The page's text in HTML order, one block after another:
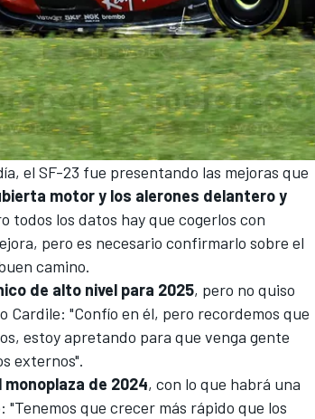
el SF-23 fue presentando las mejoras que
motor y los alerones delantero y
todos los datos hay que cogerlos con
pero es necesario confirmarlo sobre el
camino.
de alto nivel para 2025, pero no quiso
"Confío en él, pero recordemos que
estoy apretando para que venga gente
externos".
de 2024, con lo que habrá una
que crecer más rápido que los